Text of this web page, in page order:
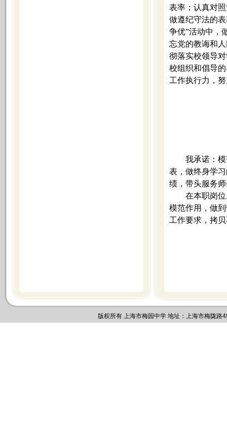
表率；认真对
做遵纪守法的
争优”活动中，
忘党的教诲和
彻落实校领导
校组织和倡导
工作执行力，
我承诺：
表，做终身学
绩，带头服务
在本职岗
模范作用，做
工作要求，拷
版权所有 上海市梅园中学 地址：上海市梅陇